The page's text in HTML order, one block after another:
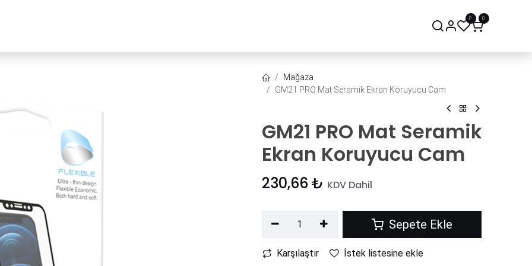
0 0
Mağaza
GM21 PRO Mat Seramik Ekran Koruyucu Cam
GM21 PRO Mat Seramik
Ekran Koruyucu Cam
230,66 ₺ KDV Dahil
Sepete Ekle
Karşılaştır
İstek listesine ekle